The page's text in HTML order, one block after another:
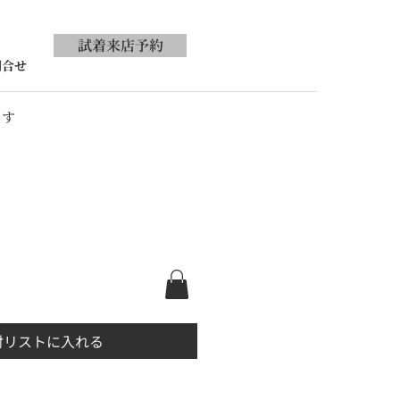
せ
試着来店予約
ストに入れる